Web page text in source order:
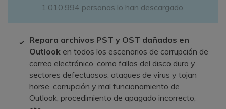
1.010.994 personas lo han descargado.
Repara archivos PST y OST dañados en
Outlooken todos los escenarios de corrupción de
correo electrónico, como fallas del disco duro y
sectores defectuosos, ataques de virus y tojan
horse, corrupción y mal funcionamiento de
Outlook, procedimiento de apagado incorrecto,